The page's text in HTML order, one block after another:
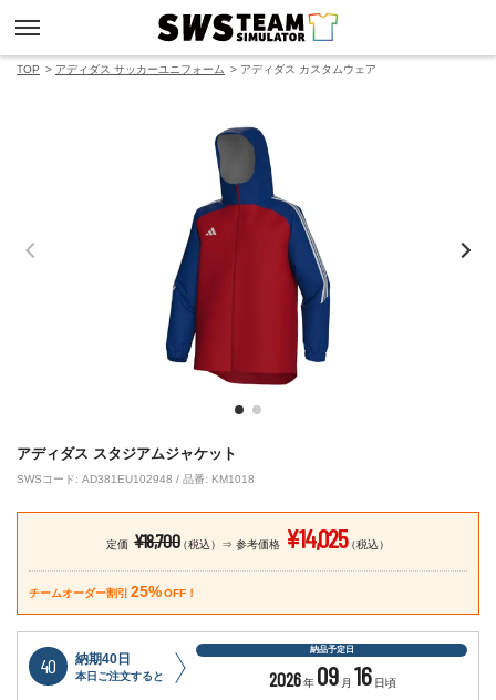
TOP アディダス サッカーユニフォーム アディダス カスタムウェア
アディダス スタジアムジャケット
SWSコード: AD381EU102948 / 品番: KM1018
定価 ¥18,700（税込） 参考価格 ¥14,025（税込）
チームオーダー割引 25%OFF！
40 納期40日
本日ご注文すると
納品予定日
2026年 09 月 16 日頃